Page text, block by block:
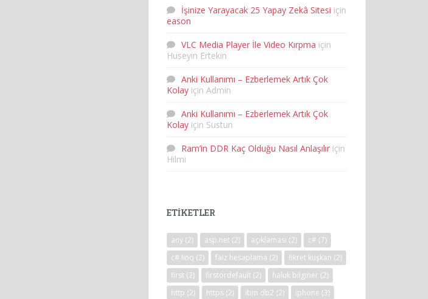
İşinize Yarayacak 25 Yapay Zekâ Sitesi için
eason
VLC Media Player İle Video Kırpma için
Huseyin Ertekin
Anki Kullanımı – Ezberlemek Artık Çok
Kolay için Admin
Anki Kullanımı – Ezberlemek Artık Çok
Kolay için Sustun
Ram’in DDR Kaç Olduğu Nasıl Anlaşılır için
Hilmi
ETIKETLER
any (2) asp.net (2) açıklaması (2) c# (7)
c# linq (2) faiz hesaplama (2) fikret kuşkan (2)
first (2) firstordefault (2) haluk bilginer (2)
http (2) https (2) ibm db2 (2) iphone (3)